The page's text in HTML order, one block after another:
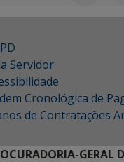
Servidor
Cronológica de
de Contratações
GERAL